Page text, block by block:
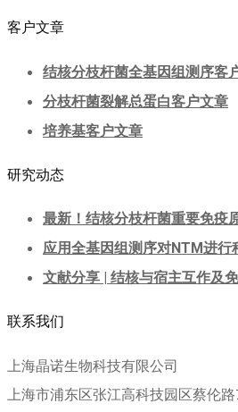
客户文章
结核分枝杆菌全基因组测序客
分枝杆菌裂解总蛋白客户文章
培养基客户文章
研究动态
最新！结核分枝杆菌重要免疫
应用全基因组测序对NTM进行
文献分享 | 结核与宿主互作及
联系我们
上海晶诺生物科技有限公司
上海市浦东区张江高科技园区蔡伦